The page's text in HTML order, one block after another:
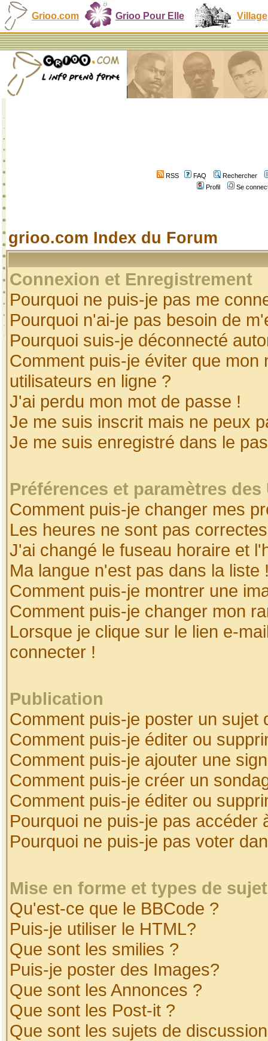
Grioo.com Grioo Pour Elle Village
RSS FAQ
Rechercher
Profil
Se
grioo.com Index du Forum
Connexion et Enregistrement
Pourquoi ne puis-je pas me
Pourquoi n'ai-je pas besoin de
Pourquoi suis-je déconnecté
Comment puis-je éviter que
utilisateurs en ligne ?
J'ai perdu mon mot de passe !
Je me suis inscrit mais ne peux
Je me suis enregistré dans le
Préférences et paramètres
Comment puis-je changer mes
Les heures ne sont pas
J'ai changé le fuseau horaire et
Ma langue n'est pas dans la liste
Comment puis-je montrer une
Comment puis-je changer mon
Lorsque je clique sur le lien e-
connecter !
Publication
Comment puis-je poster un sujet
Comment puis-je éditer ou
Comment puis-je ajouter une
Comment puis-je créer un
Comment puis-je éditer ou
Pourquoi ne puis-je pas accéder
Pourquoi ne puis-je pas voter
Mise en forme et types de
Qu'est-ce que le BBCode ?
Puis-je utiliser le HTML?
Que sont les smilies ?
Puis-je poster des Images?
Que sont les Annonces ?
Que sont les Post-it ?
Que sont les sujets de